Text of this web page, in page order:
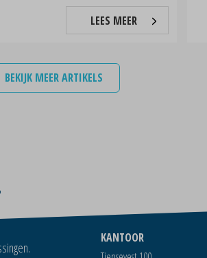
LEES MEER
BEKIJK MEER ARTIKELS
KANTOOR